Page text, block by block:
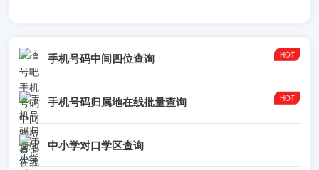
手机号码中间四位查询
手机号码归属地在线批量查询
中小学对口学区查询